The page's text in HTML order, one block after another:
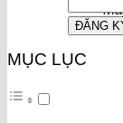
MỤC LỤC